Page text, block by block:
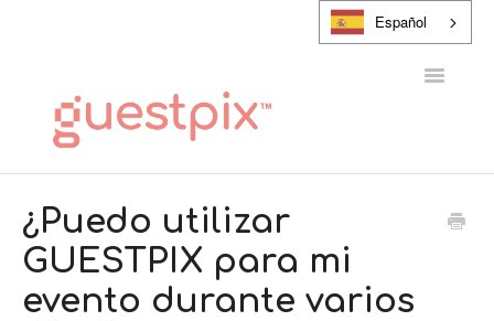
Español
Alternar
PONTE EN CONTACTO CON
¿Puedo utilizar
GUESTPIX para mi
evento durante varios